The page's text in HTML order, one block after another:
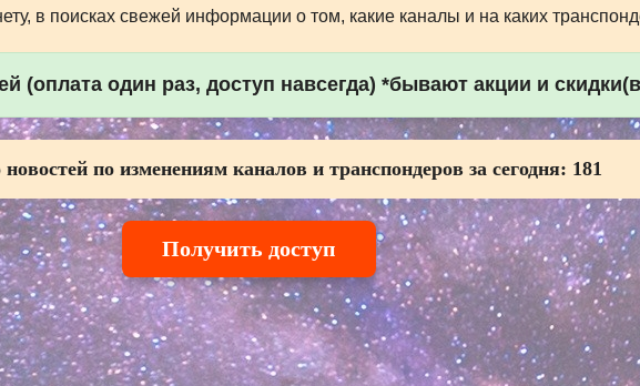
в поисках свежей информации о том, какие каналы и на каких
(оплата один раз, доступ навсегда) *бывают акции и
по изменениям каналов и транспондеров за сегодня: 181
Получить доступ